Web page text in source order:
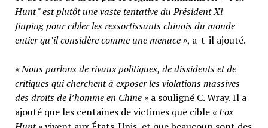
Hunt " est plutôt une vaste tentative du Président Xi
Jinping pour cibler les ressortissants chinois du monde
entier qu’il considère comme une menace », a-t-il ajouté.
« Nous parlons de rivaux politiques, de dissidents et de
critiques qui cherchent à exposer les violations massives
des droits de l’homme en Chine »a souligné C. Wray. Il a
ajouté que les centaines de victimes que cible « Fox